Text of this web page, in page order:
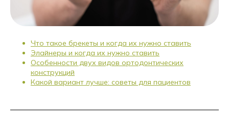
Что такое брекеты и когда их нужно ставить
Элайнеры и когда их нужно ставить
Особенности двух видов ортодонтических
конструкций
Какой вариант лучше: советы для пациентов